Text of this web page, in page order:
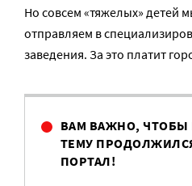
Но совсем «тяжелых» детей
отправляем в
заведения. За это платит
ВАМ ВАЖНО, ЧТОБЫ
ТЕМУ
ПОРТАЛ!